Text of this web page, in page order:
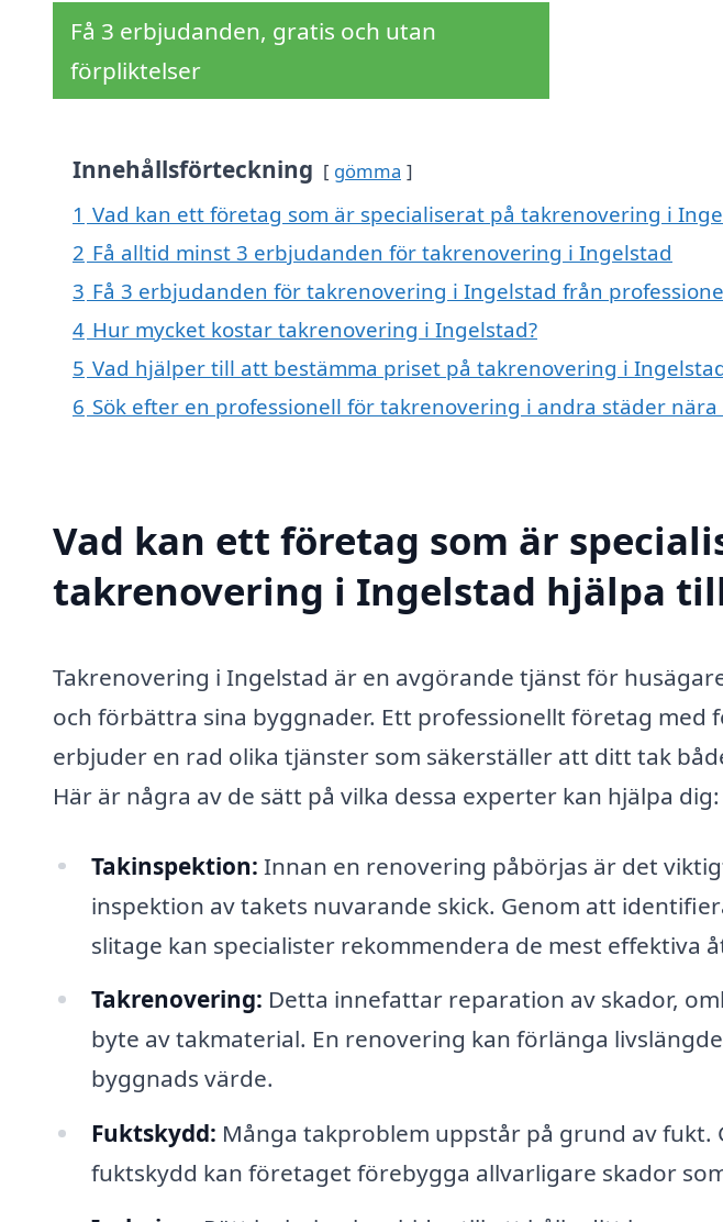
Få 3 erbjudanden, gratis och utan
förpliktelser
Innehållsförteckning gömma
1 Vad kan ett företag som är specialiserat på takrenovering i
2 Få alltid minst 3 erbjudanden för takrenovering i Ingelstad
3 Få 3 erbjudanden för takrenovering i Ingelstad från
4 Hur mycket kostar takrenovering i Ingelstad?
5 Vad hjälper till att bestämma priset på takrenovering i
6 Sök efter en professionell för takrenovering i andra städer
Vad kan ett företag som är
takrenovering i Ingelstad hjälpa
Takrenovering i Ingelstad är en avgörande tjänst för
och förbättra sina byggnader. Ett professionellt företag med
erbjuder en rad olika tjänster som säkerställer att ditt tak
Här är några av de sätt på vilka dessa experter kan hjälpa dig:
Takinspektion: Innan en renovering påbörjas är det
inspektion av takets nuvarande skick. Genom att
slitage kan specialister rekommendera de mest effektiva
Takrenovering: Detta innefattar reparation av skador,
byte av takmaterial. En renovering kan förlänga
byggnads värde.
Fuktskydd: Många takproblem uppstår på grund av
fuktskydd kan företaget förebygga allvarligare skador